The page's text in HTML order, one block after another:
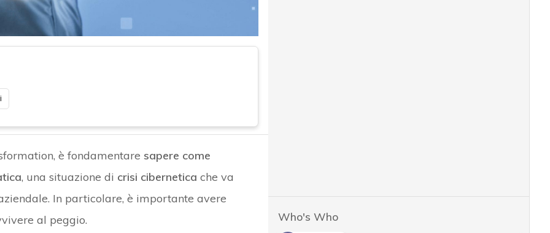
è fondamentare sapere come
, una situazione di crisi cibernetica che va
In particolare, è importante avere
al peggio.
Who's Who